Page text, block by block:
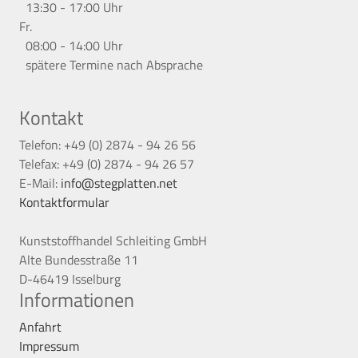
13:30 - 17:00 Uhr
Fr.
08:00 - 14:00 Uhr
spätere Termine nach Absprache
Kontakt
Telefon: +49 (0) 2874 - 94 26 56
Telefax: +49 (0) 2874 - 94 26 57
E-Mail: info@stegplatten.net
Kontaktformular
Kunststoffhandel Schleiting GmbH
Alte Bundesstraße 11
D-46419 Isselburg
Informationen
Anfahrt
Impressum